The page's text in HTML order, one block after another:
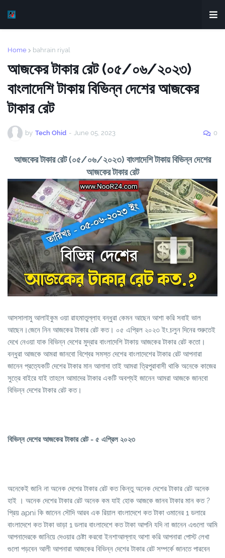
Home bahrain riyal
আজকের টাকার রেট (০৫/০৬/২০২৩)
বাংলাদেশি টাকায় বিভিন্ন দেশের আজকের
টাকার রেট
by Tech Ohid - June 05, 2023 0
আজকের টাকার রেট (০৫/০৬/২০২৩) বাংলাদেশি টাকায় বিভিন্ন দেশের
আজকের টাকার রেট
আসসালামু আলাইকুম ওয়া রাহমাতুল্লাহ বন্ধুরা কেমন আছেন আশা করি সবাই ভাল
আছেন।জেনে নিন আজকের টাকার রেট কত। ০৫ এপ্রিল ২০২৩ ইং,চলুন দিনের শুরুতেই
দেখে নেওয়া যাক বিভিন্ন দেশের মুদ্রার বাংলাদেশি টাকায় আজকের টাকার রেট কতো।
বন্ধুরা আজকে আমরা জানবো বিশ্বের সমস্ত দেশের বাংলাদেশের টাকার রেট আপনারা
জানেন প্রত্যেকটি দেশের টাকার মান আলাদা তাই আমরা ত্রিপুরাবাসী থাকি অনেকে কাজের
সুত্রে বাইরে যাই তাহলে আমাদের টাকার একটি অবশ্যই জানেন আমরা আজকে জানবো
বিভিন্ন দেশের টাকার রেট কত।
বিভিন্ন দেশের আজকের টাকার রেট - ৫ এপ্রিল ২০২৩
অনেকেই জানি না অনেক দেশের টাকার রেট কত কিন্তু অনেক দেশের টাকার রেট অনেক
হাই । অনেক দেশের টাকার রেট অনেক কম যাই হোক আজকে জানব টাকার মান কত ?
প্রিয় apni কি জানেন সৌদি আরব এক রিয়াল বাংলাদেশে কত টাকা ওমানের 1 ডলারে
বাংলাদেশে কত টাকা ভাড়া 1 ডলার বাংলাদেশে কত টাকা আপনি যদি না জানেন এগুলো আমি
আপনাদেরকে জানিয়ে দেওয়ার চেষ্টা করবো ইনশাআল্লাহ আশা করি আপনারা পোস্ট লেখা
গুলো পড়বেন আলী আপনারা আজকের বিভিন্ন দেশের টাকার রেট সম্পর্কে জানতে পারবেন